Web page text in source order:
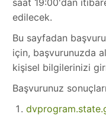
saat 19:00'dan
edilecek.
Bu sayfadan
için, başvurunuzda
kişisel bilgilerinizi
Başvurunuz